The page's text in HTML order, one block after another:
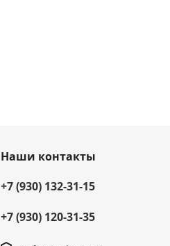
Наши контакты
+7 (930) 132-31-15
+7 (930) 120-31-35